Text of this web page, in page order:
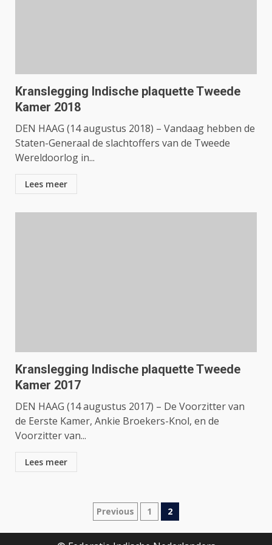
Kranslegging Indische plaquette Tweede
Kamer 2018
DEN HAAG (14 augustus 2018) – Vandaag hebben de
Staten-Generaal de slachtoffers van de Tweede
Wereldoorlog in...
Lees meer
Kranslegging Indische plaquette Tweede
Kamer 2017
DEN HAAG (14 augustus 2017) – De Voorzitter van
de Eerste Kamer, Ankie Broekers-Knol, en de
Voorzitter van...
Lees meer
Berichtnavigatie
Previous 1 2